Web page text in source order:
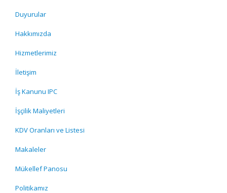
Duyurular
Hakkımızda
Hizmetlerimiz
İletişim
İş Kanunu IPC
İşçilik Maliyetleri
KDV Oranları ve Listesi
Makaleler
Mükellef Panosu
Politikamız